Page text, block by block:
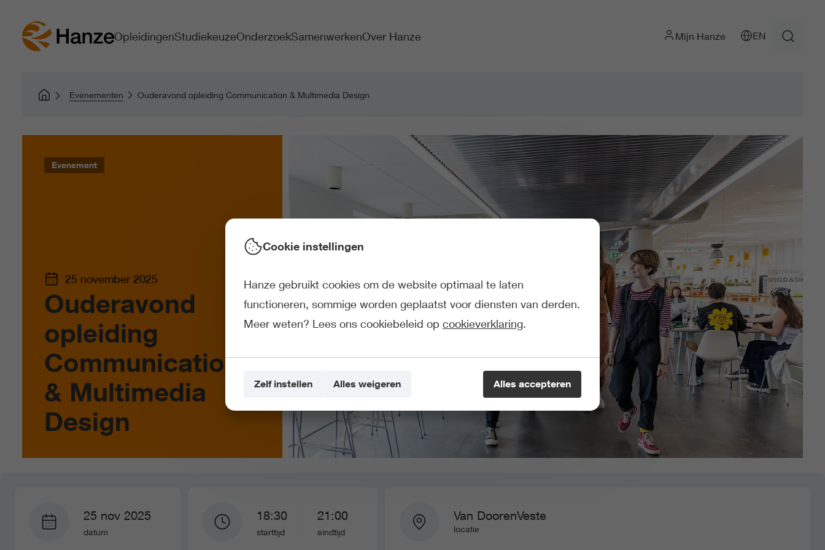
OpleidingenStudiekeuzeOnderzoekSamenwerkenOver Hanze Mijn Hanze EN
Evenementen Ouderavond opleiding Communication & Multimedia Design
Ouderavond
opleiding
Communication
& Multimedia
Design
25 november 2025
Evenement
25 nov 2025
datum
18:30
starttijd
21:00
eindtijd
Van DoorenVeste
locatie
Cookie instellingen
Hanze gebruikt cookies om de website optimaal te laten
functioneren, sommige worden geplaatst voor diensten van derden.
Meer weten? Lees ons cookiebeleid op cookieverklaring.
Alles accepteren
Zelf instellen Alles weigeren